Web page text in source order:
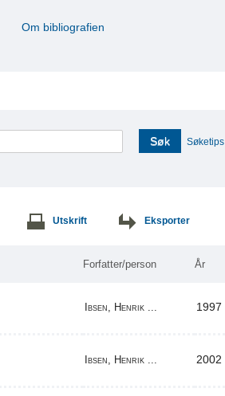
Om bibliografien
Søk Søketips
Utskrift Eksporter
Forfatter/person År
Ibsen, Henrik ... 1997
Ibsen, Henrik ... 2002